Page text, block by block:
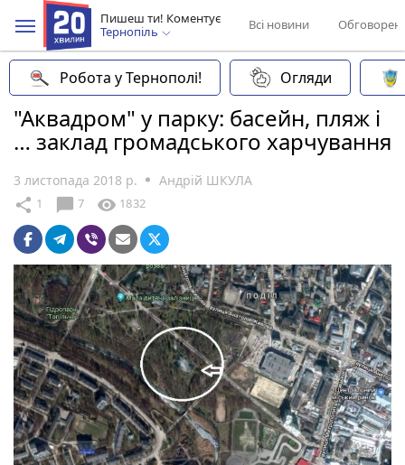
Пишеш ти! Коментує
Тернопіль
Всі новини
Робота у Тернополі! Огляди
"Аквадром" у парку: басейн, пляж і
… заклад громадського харчування
3 листопада 2018 р. Андрій ШКУЛА
share 1 chat_bubble 7 visibility 1832